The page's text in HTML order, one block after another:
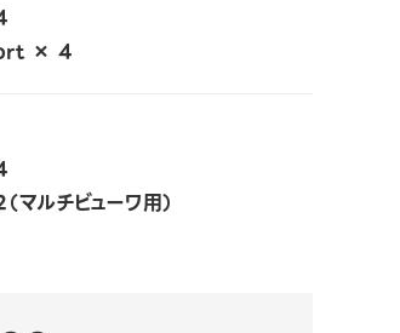
× 4
ルチビューワ用）